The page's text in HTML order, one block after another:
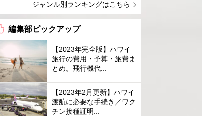
ジャンル別ランキングはこちら
編集部ピックアップ
【2023年完全版】ハワイ
旅行の費用・予算・旅費ま
とめ。飛行機代...
【2023年2月更新】ハワイ
渡航に必要な手続き／ワク
チン接種証明...